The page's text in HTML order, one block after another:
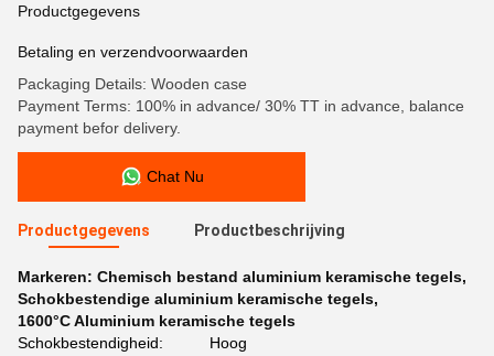
Productgegevens
Betaling en verzendvoorwaarden
Packaging Details: Wooden case
Payment Terms: 100% in advance/ 30% TT in advance, balance
payment befor delivery.
Chat Nu
Productgegevens Productbeschrijving
Markeren: Chemisch bestand aluminium keramische tegels,
Schokbestendige aluminium keramische tegels,
1600°C Aluminium keramische tegels
Schokbestendigheid:
Hoog